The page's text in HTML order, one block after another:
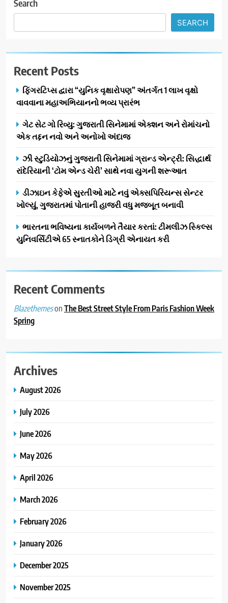
Search
SEARCH
Recent Posts
ફિંગરટિપ્સ દ્વારા “યુનિક વૃક્ષારોપણ” અંતર્ગત 1 લાખ વૃક્ષો
વાવવાના મહાઅભિયાનનો ભવ્ય પ્રારંભ
ગેટ સેટ ગો રિવ્યુ: ગુજરાતી સિનેમામાં એક્શન અને રોમાંચનો
એક તદ્દન નવો અને અનોખો અંદાજ
ઝી સ્ટુડિયોઝનું ગુજરાતી સિનેમામાં ગ્રાન્ડ એન્ટ્રી: સિદ્ધાર્થ
રાંદેરિયાની ‘ટોમ એન્ડ ચેરી’ સાથે નવા યુગની શરૂઆત
ડીઝાઇન કેફેએ સુરતીઓ માટે નવું એક્સપિરિયન્સ સેન્ટર
ખોલ્યું, ગુજરાતમાં પોતાની હાજરી વધુ મજબૂત બનાવી
ભારતના ભવિષ્યના કાર્યબળને તૈયાર કરતાં: ટીમલીઝ સ્કિલ્સ
યુનિવર્સિટીએ 65 સ્નાતકોને ડિગ્રી એનાયત કરી
Recent Comments
BlazethemesonThe Best Street Style From Paris Fashion Week
Spring
Archives
August 2026
July 2026
June 2026
May 2026
April 2026
March 2026
February 2026
January 2026
December 2025
November 2025